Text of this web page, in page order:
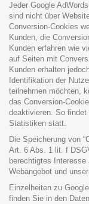
Jeder Google
sind nicht über
Conversion-Cookies
Kunden, die
Kunden erfahren wie
auf Seiten mit
Kunden erhalten
Identifikation der
teilnehmen möchten,
das Conversion-
deaktivieren. So
Statistiken statt.
Die Speicherung von
Art. 6 Abs. 1 lit. f
berechtigtes
Webangebot und
Einzelheiten zu
finden Sie in den